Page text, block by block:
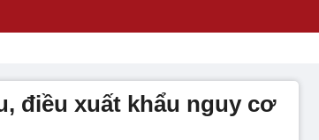
điều xuất khẩu nguy cơ